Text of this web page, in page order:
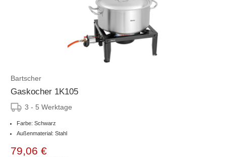
Bartscher
Gaskocher 1K105
3 - 5 Werktage
Farbe: Schwarz
Außenmaterial: Stahl
79,06 €